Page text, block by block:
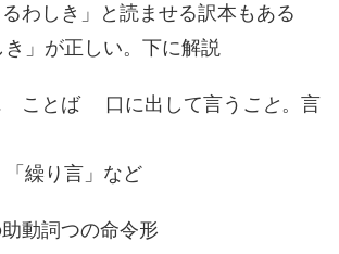
わしき」と読ませる訳本もある
」が正しい。下に解説
ことば 口に出して言う こと。言
繰り言」など
動詞つの命令形